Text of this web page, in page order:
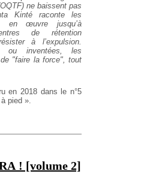
ne baissent pas
Kinté raconte les
en œuvre jusqu’à
de rétention
à l’expulsion.
ou inventées, les
"faire la force", tout
en 2018 dans le n°5
pied ».
! [volume 2]